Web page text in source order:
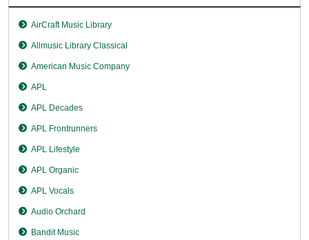
AirCraft Music Library
Allmusic Library Classical
American Music Company
APL
APL Decades
APL Frontrunners
APL Lifestyle
APL Organic
APL Vocals
Audio Orchard
Bandit Music